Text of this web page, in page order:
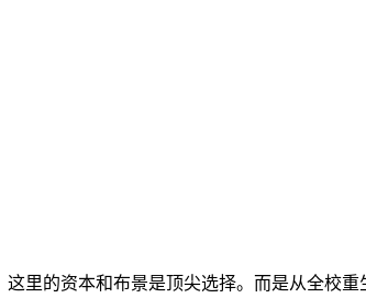
的资本和布景是顶尖选择。而是从全校